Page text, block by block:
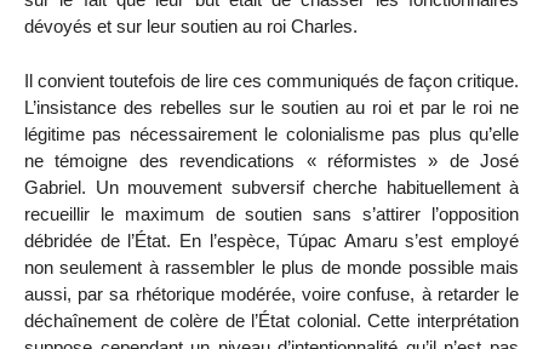
dévoyés et sur leur soutien au roi Charles.
Il convient toutefois de lire ces communiqués de façon critique.
L’insistance des rebelles sur le soutien au roi et par le roi ne
légitime pas nécessairement le colonialisme pas plus qu’elle
ne témoigne des revendications « réformistes » de José
Gabriel. Un mouvement subversif cherche habituellement à
recueillir le maximum de soutien sans s’attirer l’opposition
débridée de l’État. En l’espèce, Túpac Amaru s’est employé
non seulement à rassembler le plus de monde possible mais
aussi, par sa rhétorique modérée, voire confuse, à retarder le
déchaînement de colère de l’État colonial. Cette interprétation